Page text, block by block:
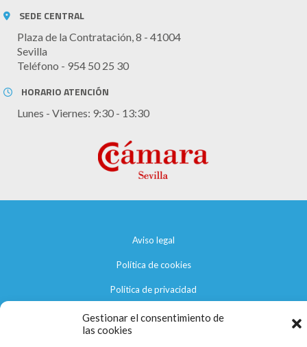
Gestionar el consentimiento de
las cookies
SEDE CENTRAL
Plaza de la Contratación, 8 - 41004
Sevilla
Teléfono - 954 50 25 30
HORARIO ATENCIÓN
Lunes - Viernes: 9:30 - 13:30
Aviso legal
Política de cookies
Política de privacidad